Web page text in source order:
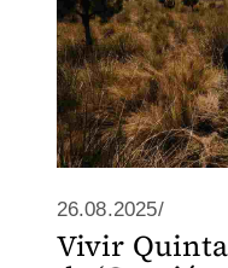
26.08.2025/
Vivir